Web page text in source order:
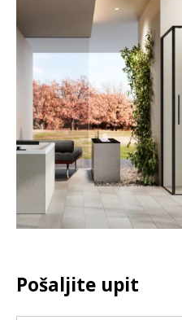
Pošaljite upit